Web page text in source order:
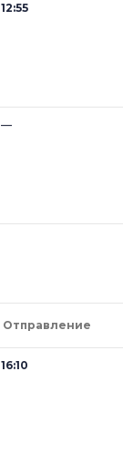
12:55
—
Отправление
16:10